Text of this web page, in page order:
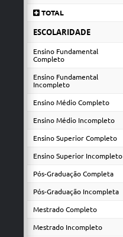
TOTAL
ESCOLARIDADE
Ensino Fundamental
Completo
Ensino Fundamental
Incompleto
Ensino Médio Completo
Ensino Médio Incompleto
Ensino Superior Completo
Ensino Superior Incompleto
Pós-Graduação Completa
Pós-Graduação Incompleta
Mestrado Completo
Mestrado Incompleto